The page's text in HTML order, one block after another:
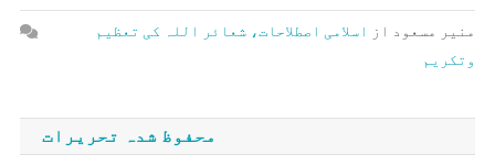
منیر مسعود از
اسلامی اصطلاحات، شعائر اللہ کی تعظیم
وتکریم
محفوظ شدہ تحریرات